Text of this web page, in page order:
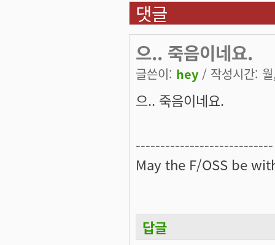
댓글
으.. 죽음이네요.
글쓴이: hey / 작성시간:
으.. 죽음이네요.
----------------------------
May the F/OSS be
답글